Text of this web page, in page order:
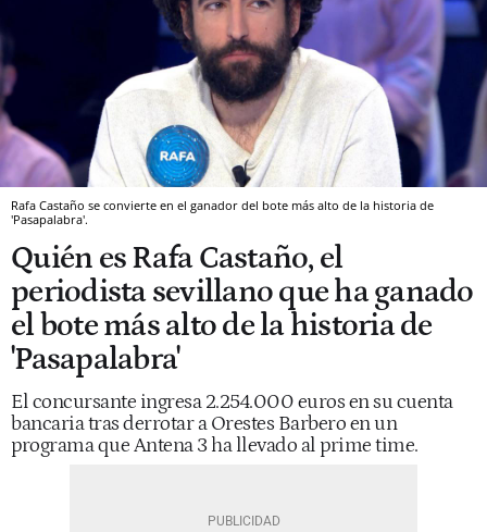
Rafa Castaño se convierte en el ganador del bote más alto de la historia de
'Pasapalabra'.
Quién es Rafa Castaño, el
periodista sevillano que ha ganado
el bote más alto de la historia de
'Pasapalabra'
El concursante ingresa 2.254.000 euros en su cuenta
bancaria tras derrotar a Orestes Barbero en un
programa que Antena 3 ha llevado al prime time.